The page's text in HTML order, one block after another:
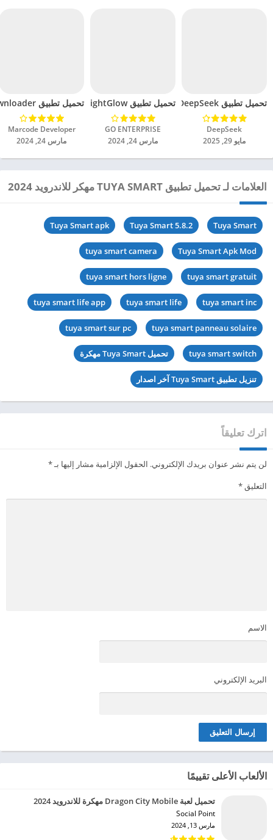
تحميل تطبيق DeepSeek مهكر للاندرويد 2025
DeepSeek‏
مايو 29, 2025
تحميل تطبيق BrightGlow مهكر للاندرويد 2024
GO ENTERPRISE‏
مارس 24, 2024
تحميل تطبيق mp4 video downloader مهكر للاندرويد 2024
Marcode Developer‏
مارس 24, 2024
العلامات لـ تحميل تطبيق TUYA SMART مهكر للاندرويد 2024
Tuya Smart
Tuya Smart 5.8.2
Tuya Smart apk
Tuya Smart Apk Mod
tuya smart camera
tuya smart gratuit
tuya smart hors ligne
tuya smart inc
tuya smart life
tuya smart life app
tuya smart panneau solaire
tuya smart sur pc
tuya smart switch تحميل Tuya Smart مهكرة
تنزيل تطبيق Tuya Smart آخر اصدار
اترك تعليقاً
لن يتم نشر عنوان بريدك الإلكتروني. الحقول الإلزامية مشار إليها بـ*
التعليق*
الاسم
البريد الإلكتروني
الألعاب الأعلى تقييمًا
تحميل لعبة Dragon City Mobile مهكرة للاندرويد 2024
Social Point‏
مارس 13, 2024